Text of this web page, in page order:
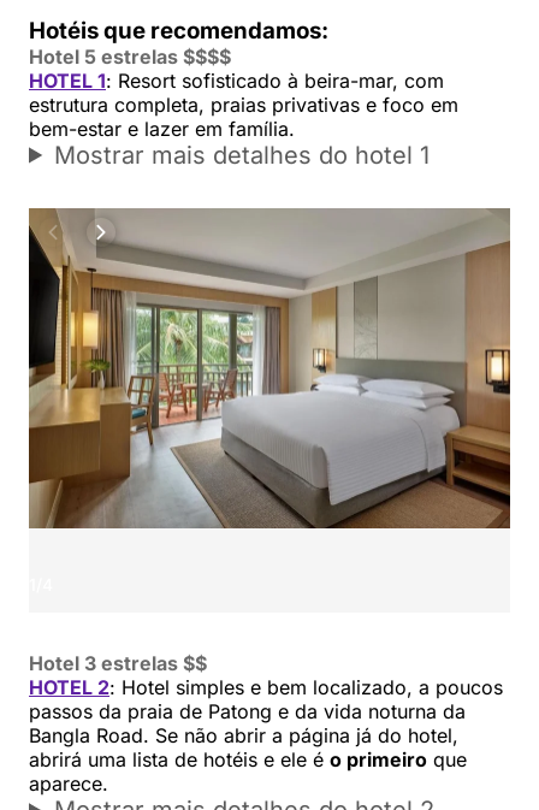
Hotéis que recomendamos:
Hotel 5 estrelas $$$$
HOTEL 1: Resort sofisticado à beira-mar, com
estrutura completa, praias privativas e foco em
bem-estar e lazer em família.
Mostrar mais detalhes do hotel 1
Hotel 3 estrelas $$
HOTEL 2: Hotel simples e bem localizado, a poucos
passos da praia de Patong e da vida noturna da
Bangla Road. Se não abrir a página já do hotel,
abrirá uma lista de hotéis e ele é o primeiro que
aparece.